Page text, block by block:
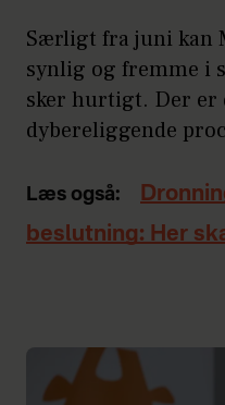
Særligt fra juni kan
synlig og fremme i
sker hurtigt. Der er
dybereliggende
Læs også:
beslutning: Her